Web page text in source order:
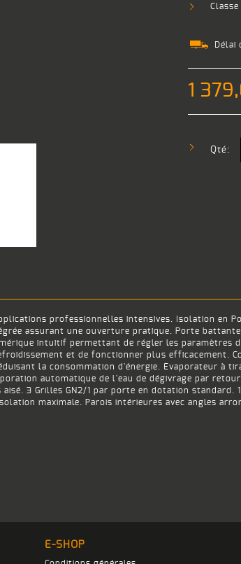
Délai
1
Qté:
professionnelles intensives. Isolation en
assurant une ouverture pratique. Porte
intuitif permettant de régler les
et de fonctionner plus efficacement.
la consommation d'énergie. Evaporateur à
automatique de l'eau de dégivrage par
3 Grilles GN2/1 par porte en dotation standard.
maximale. Parois intérieures avec angles
E-SHOP